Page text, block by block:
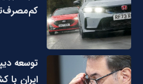
توسعه
ایران با